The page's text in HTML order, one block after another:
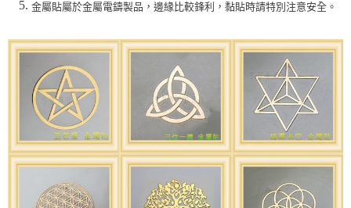
金屬貼屬於金屬電鑄製品，邊緣比較鋒利，黏貼時請特別注意安全。